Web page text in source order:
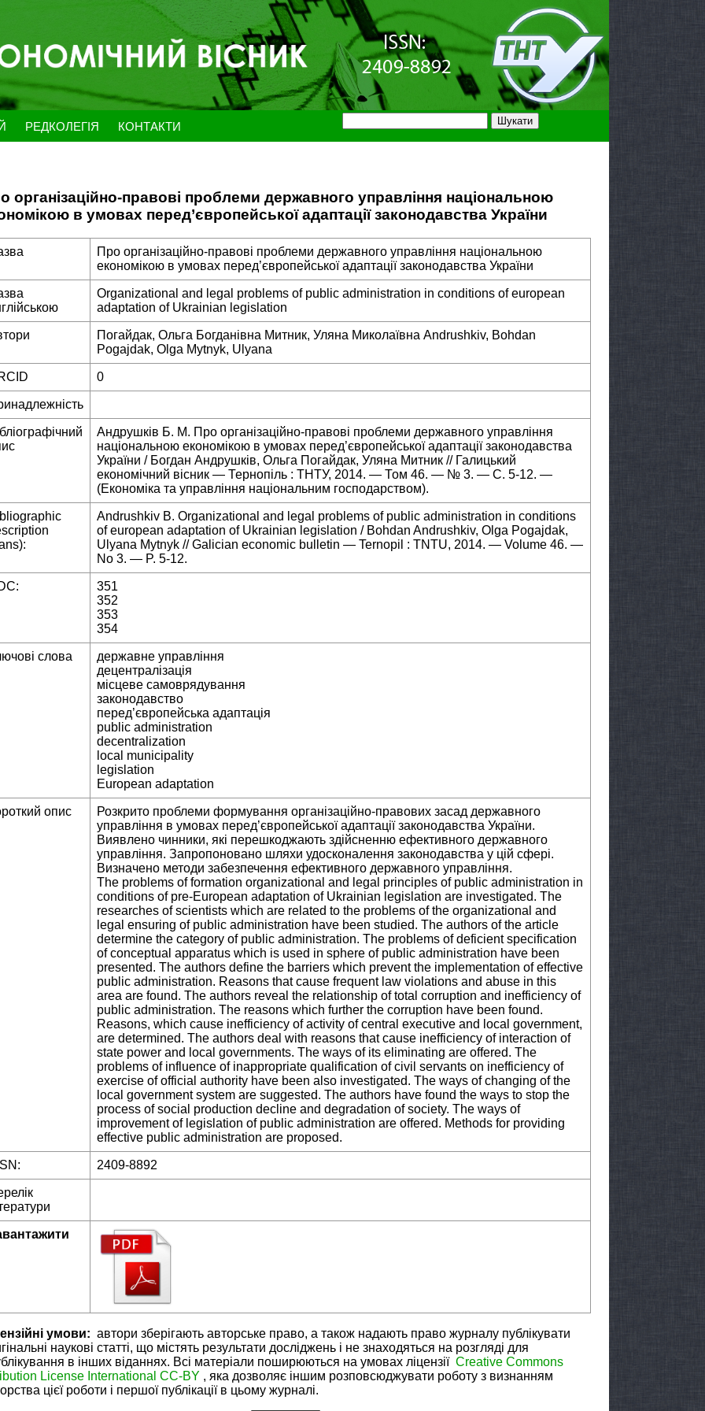
РЕДКОЛЕГІЯ КОНТАКТИ
організаційно-правові проблеми державного управління національною
в умовах перед’європейської адаптації законодавства України
Про організаційно-правові проблеми державного управління національною
економікою в умовах перед’європейської адаптації законодавства України
Organizational and legal problems of public administration in conditions of european
adaptation of Ukrainian legislation
Погайдак, Ольга Богданівна Митник, Уляна Миколаївна Andrushkiv, Bohdan
Pogajdak, Olga Mytnyk, Ulyana
0
Андрушків Б. М. Про організаційно-правові проблеми державного управління
національною економікою в умовах перед’європейської адаптації законодавства
України / Богдан Андрушків, Ольга Погайдак, Уляна Митник // Галицький
економічний вісник — Тернопіль : ТНТУ, 2014. — Том 46. — № 3. — С. 5-12. —
(Економіка та управління національним господарством).
Andrushkiv B. Organizational and legal problems of public administration in conditions
of european adaptation of Ukrainian legislation / Bohdan Andrushkiv, Olga Pogajdak,
Ulyana Mytnyk // Galician economic bulletin — Ternopil : TNTU, 2014. — Volume 46. —
No 3. — P. 5-12.
351
352
353
354
слова
державне управління
децентралізація
місцеве самоврядування
законодавство
перед’європейська адаптація
public administration
decentralization
local municipality
legislation
European adaptation
опис
Розкрито проблеми формування організаційно-правових засад державного
управління в умовах перед’європейської адаптації законодавства України.
Виявлено чинники, які перешкоджають здійсненню ефективного державного
управління. Запропоновано шляхи удосконалення законодавства у цій сфері.
Визначено методи забезпечення ефективного державного управління.
The problems of formation organizational and legal principles of public administration in
conditions of pre-European adaptation of Ukrainian legislation are investigated. The
researches of scientists which are related to the problems of the organizational and
legal ensuring of public administration have been studied. The authors of the article
determine the category of public administration. The problems of deficient specification
of conceptual apparatus which is used in sphere of public administration have been
presented. The authors define the barriers which prevent the implementation of effective
public administration. Reasons that cause frequent law violations and abuse in this
area are found. The authors reveal the relationship of total corruption and inefficiency of
public administration. The reasons which further the corruption have been found.
Reasons, which cause inefficiency of activity of central executive and local government,
are determined. The authors deal with reasons that cause inefficiency of interaction of
state power and local governments. The ways of its eliminating are offered. The
problems of influence of inappropriate qualification of civil servants on inefficiency of
exercise of official authority have been also investigated. The ways of changing of the
local government system are suggested. The authors have found the ways to stop the
process of social production decline and degradation of society. The ways of
improvement of legislation of public administration are offered. Methods for providing
effective public administration are proposed.
2409-8892
умови: автори зберігають авторське право, а також надають право журналу публікувати
наукові статті, що містять результати досліджень і не знаходяться на розгляді для
в інших віданнях. Всі матеріали поширюються на умовах ліцензії Creative Commons
License International CC-BY , яка дозволяє іншим розповсюджувати роботу з визнанням
цієї роботи і першої публікації в цьому журналі.